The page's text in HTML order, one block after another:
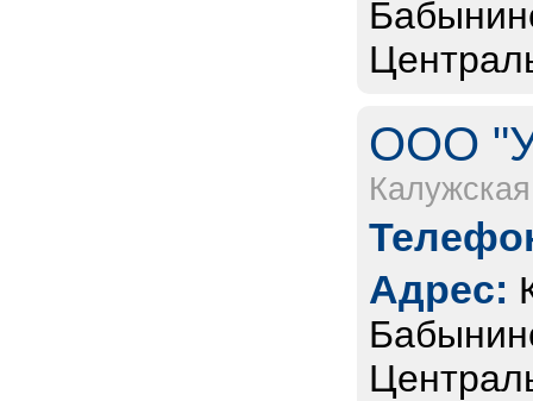
ООО
Адрес: